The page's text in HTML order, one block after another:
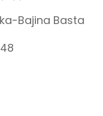
Bajina Basta